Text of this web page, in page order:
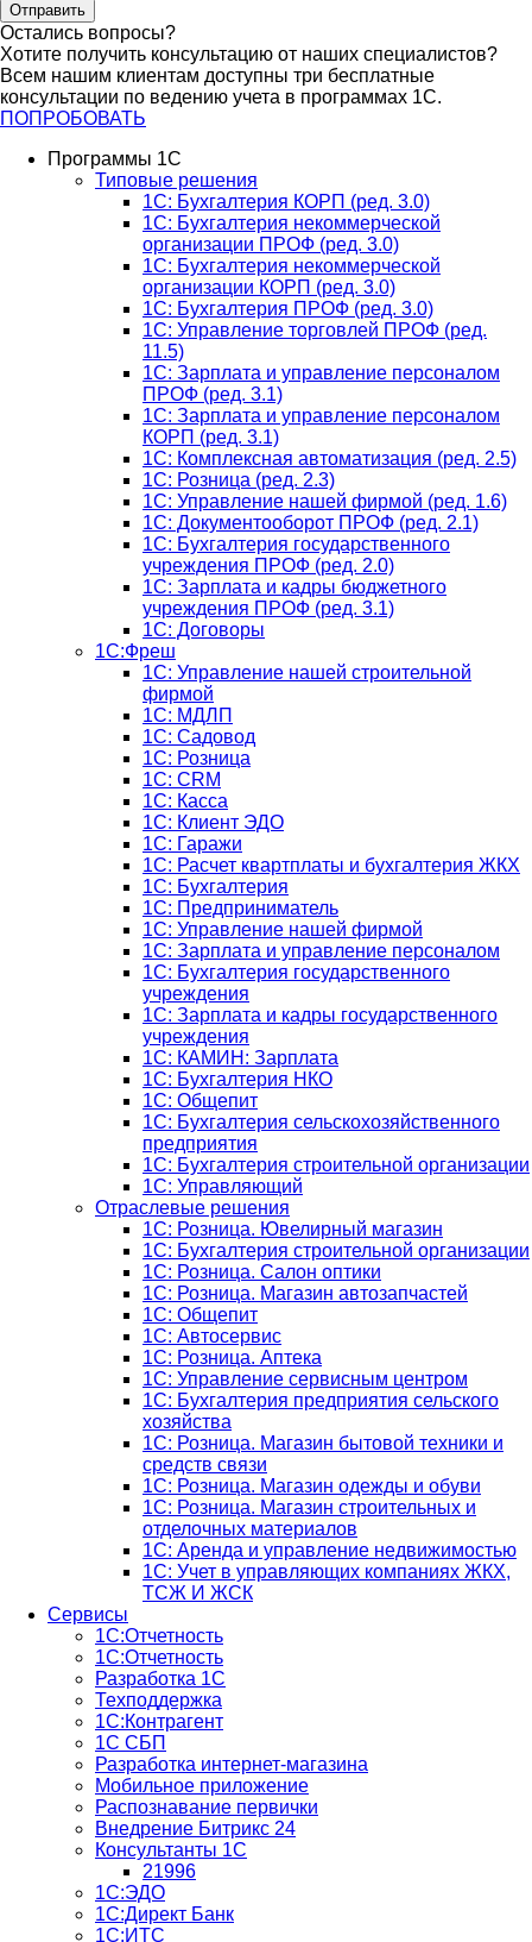
Отправить
Остались вопросы?
Хотите получить консультацию от наших специалистов?
Всем нашим клиентам доступны три бесплатные
консультации по ведению учета в программах 1С.
ПОПРОБОВАТЬ
Программы 1С
Типовые решения
1C: Бухгалтерия КОРП (ред. 3.0)
1С: Бухгалтерия некоммерческой
организации ПРОФ (ред. 3.0)
1С: Бухгалтерия некоммерческой
организации КОРП (ред. 3.0)
1C: Бухгалтерия ПРОФ (ред. 3.0)
1C: Управление торговлей ПРОФ (ред.
11.5)
1C: Зарплата и управление персоналом
ПРОФ (ред. 3.1)
1C: Зарплата и управление персоналом
КОРП (ред. 3.1)
1C: Комплексная автоматизация (ред. 2.5)
1С: Розница (ред. 2.3)
1С: Управление нашей фирмой (ред. 1.6)
1С: Документооборот ПРОФ (ред. 2.1)
1C: Бухгалтерия государственного
учреждения ПРОФ (ред. 2.0)
1C: Зарплата и кадры бюджетного
учреждения ПРОФ (ред. 3.1)
1С: Договоры
1С:Фреш
1С: Управление нашей строительной
фирмой
1С: МДЛП
1С: Садовод
1С: Розница
1C: CRM
1C: Касса
1С: Клиент ЭДО
1С: Гаражи
1C: Расчет квартплаты и бухгалтерия ЖКХ
1C: Бухгалтерия
1C: Предприниматель
1C: Управление нашей фирмой
1C: Зарплата и управление персоналом
1C: Бухгалтерия государственного
учреждения
1C: Зарплата и кадры государственного
учреждения
1C: КАМИН: Зарплата
1C: Бухгалтерия НКО
1С: Общепит
1С: Бухгалтерия сельскохозяйст­венного
предприятия
1С: Бухгалтерия строительной организации
1С: Управляющий
Отраслевые решения
1С: Розница. Ювелирный магазин
1С: Бухгалтерия строительной организации
1С: Розница. Салон оптики
1С: Розница. Магазин автозапчастей
1C: Общепит
1С: Автосервис
1С: Розница. Аптека
1С: Управление сервисным центром
1С: Бухгалтерия предприятия сельского
хозяйства
1С: Розница. Магазин бытовой техники и
средств связи
1С: Розница. Магазин одежды и обуви
1С: Розница. Магазин строительных и
отделочных материалов
1С: Аренда и управление недвижимостью
1C: Учет в управляющих компаниях ЖКХ,
ТСЖ И ЖСК
Сервисы
1С:Отчетность
1С:Отчетность
Разработка 1С
Техподдержка
1С:Контрагент
1С СБП
Разработка интернет-магазина
Мобильное приложение
Распознавание первички
Внедрение Битрикс 24
Консультанты 1С
21996
1С:ЭДО
1С:Директ Банк
1С:ИТС